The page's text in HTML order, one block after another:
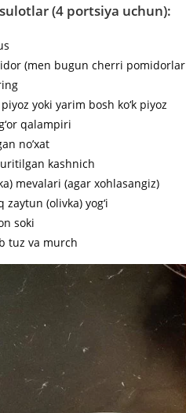
(4 portsiya uchun):
(men bugun cherri
yoki yarim bosh ko‘k piyoz
qalampiri
no’xat
kashnich
mevalari (agar xohlasangiz)
zaytun (olivka) yog‘i
soki
tuz va murch